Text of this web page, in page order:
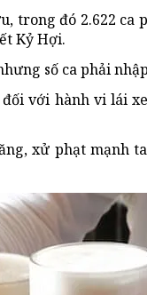
trong đó 2.622
Kỷ Hợi.
số ca phải
với hành vi lái
xử phạt mạnh